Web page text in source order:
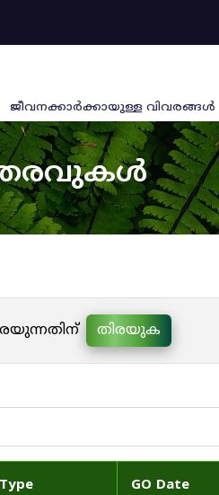
ജീവനക്കാര്‍ക്കായുള്ള വിവരങ്ങള്‍
തിരയുക
Type GO Date